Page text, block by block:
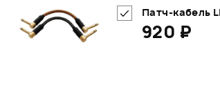
Патч-кабель
920 ₽